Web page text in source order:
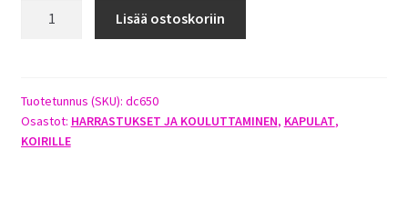
Lisää ostoskoriin
Tuotetunnus (SKU): dc650
Osastot: HARRASTUKSET JA KOULUTTAMINEN, KAPULAT,
KOIRILLE